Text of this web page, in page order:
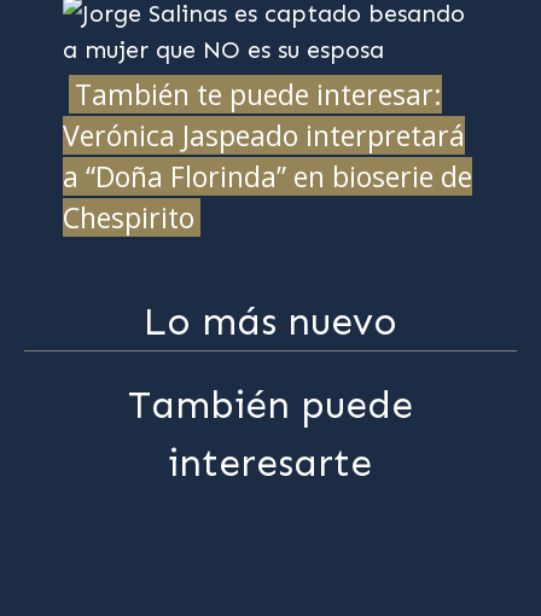
También te puede interesar:
Verónica Jaspeado interpretará
a “Doña Florinda” en bioserie de
Chespirito
Lo más nuevo
También puede
interesarte